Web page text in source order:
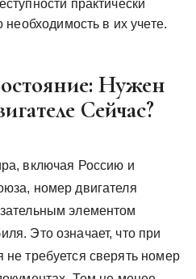
практически
необходимость в их учете.
Нужен
Сейчас?
включая Россию и
номер двигателя
элементом
Это означает, что при
не требуется сверять номер